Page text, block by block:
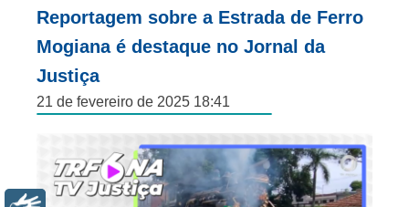
Reportagem sobre a Estrada de Ferro
Mogiana é destaque no Jornal da
Justiça
21 de fevereiro de 2025 18:41